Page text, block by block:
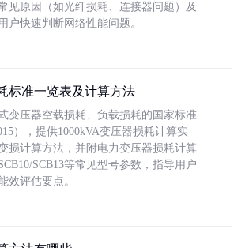
见原因（如光纤损耗、连接器问题）及
户快速判断网络性能问题。
标准一览表及计算方法
变压器空载损耗、负载损耗的国家标准
），提供1000kVA变压器损耗计算实
损计算方法，并附电力变压器损耗计算
SCB13等常见型号参数，指导用户
效评估要点。